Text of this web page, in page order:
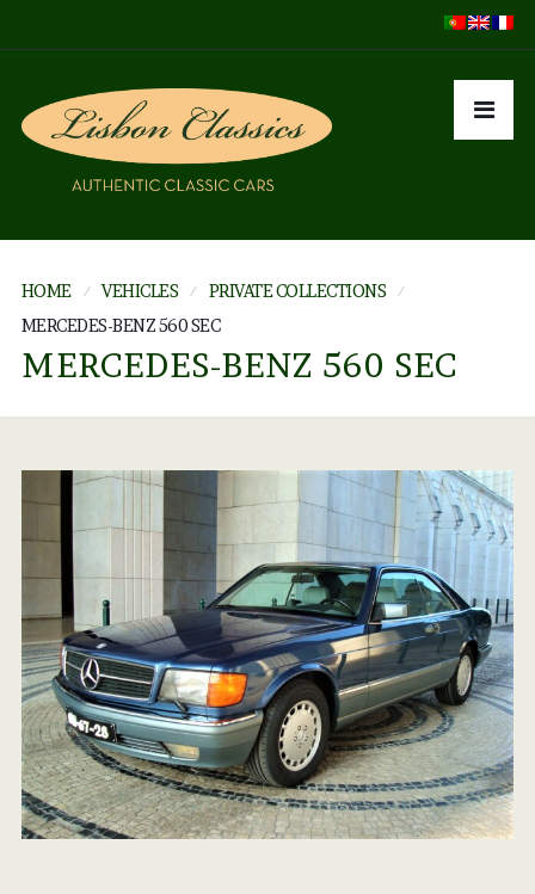
HOME VEHICLES
PRIVATE COLLECTIONS
MERCEDES-BENZ 560 SEC
MERCEDES-BENZ 560 SEC